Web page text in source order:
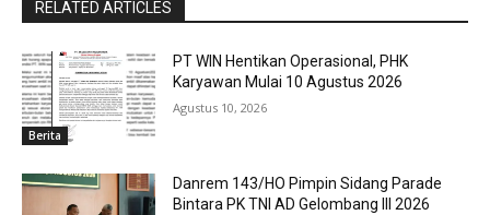
RELATED ARTICLES
Berita
PT WIN Hentikan Operasional, PHK
Karyawan Mulai 10 Agustus 2026
Agustus 10, 2026
Danrem 143/HO Pimpin Sidang Parade
Bintara PK TNI AD Gelombang III 2026